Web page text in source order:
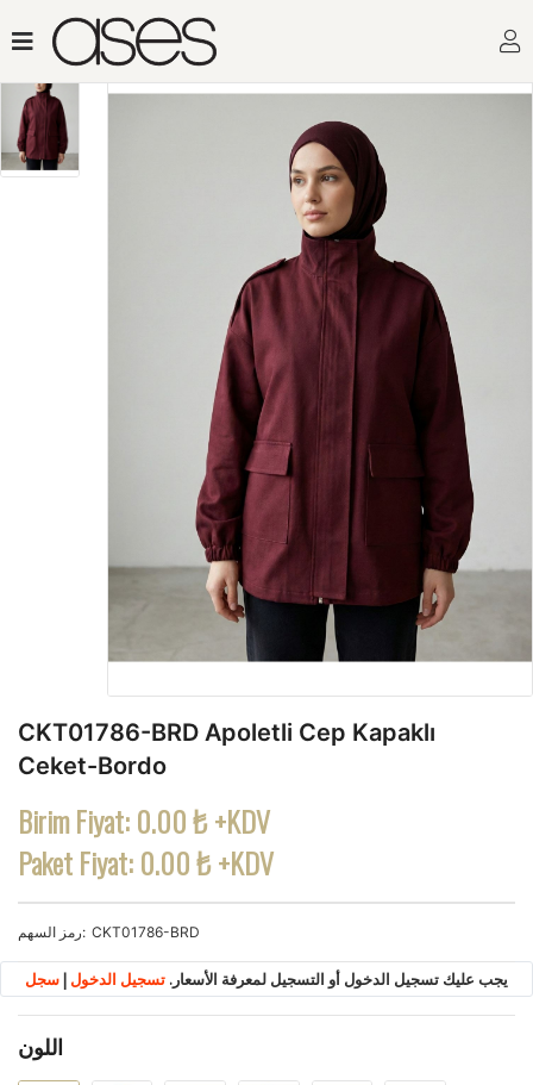
CKT01786-BRD Apoletli Cep Kapaklı
Ceket-Bordo
Birim Fiyat:0.00 ₺ +KDV
Paket Fiyat:0.00 ₺ +KDV
رمز السهم CKT01786-BRD
يجب عليك تسجيل الدخول أو التسجيل لمعرفة الأسعار. تسجيل الدخول | سجل
اللون